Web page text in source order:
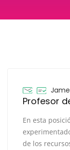
Profesor
En esta
de los